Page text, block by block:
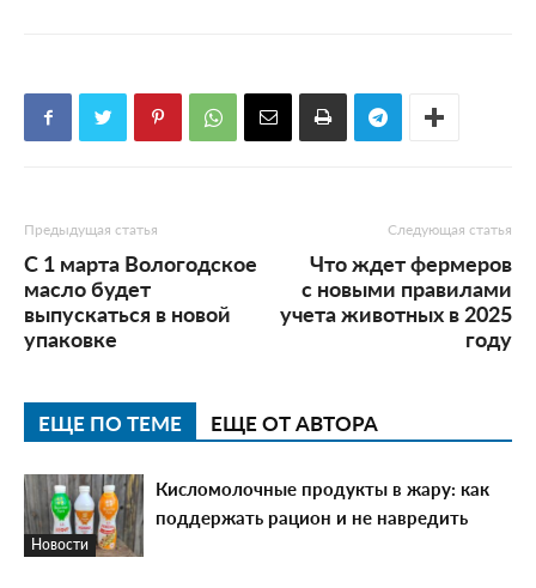
Предыдущая статья
С 1 марта Вологодское
масло будет
выпускаться в новой
упаковке
Следующая статья
Что ждет фермеров
с новыми правилами
учета животных в 2025
году
ЕЩЕ ПО ТЕМЕ ЕЩЕ ОТ АВТОРА
Новости
Кисломолочные продукты в жару: как
поддержать рацион и не навредить